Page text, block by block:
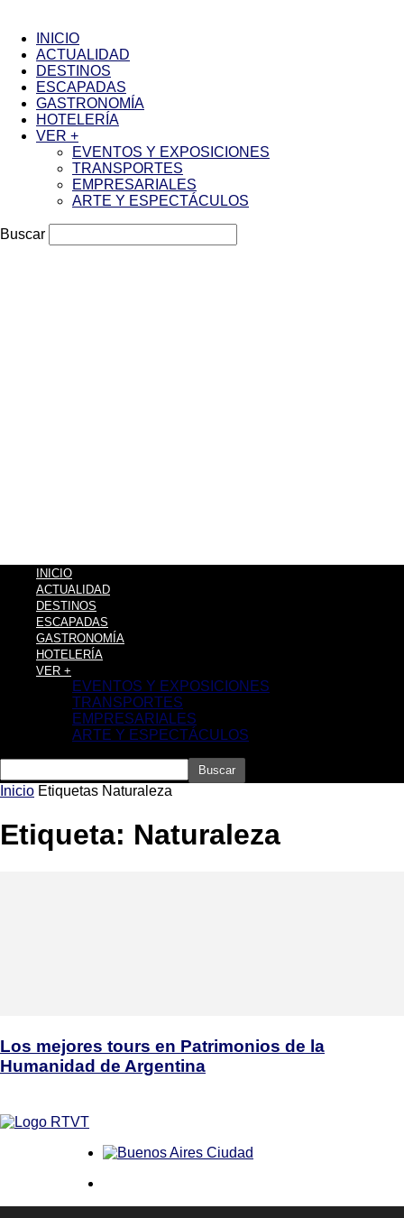
INICIO
ACTUALIDAD
DESTINOS
ESCAPADAS
GASTRONOMÍA
HOTELERÍA
VER +
EVENTOS Y EXPOSICIONES
TRANSPORTES
EMPRESARIALES
ARTE Y ESPECTÁCULOS
Buscar
INICIO
ACTUALIDAD
DESTINOS
ESCAPADAS
GASTRONOMÍA
HOTELERÍA
VER +
EVENTOS Y EXPOSICIONES
TRANSPORTES
EMPRESARIALES
ARTE Y ESPECTÁCULOS
Inicio Etiquetas Naturaleza
Etiqueta: Naturaleza
Los mejores tours en Patrimonios de la
Humanidad de Argentina